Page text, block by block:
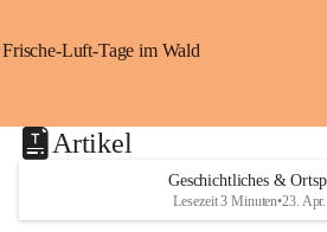
Frische-Luft-Tage im Wald
Artikel
Geschichtliches &
Lesezeit 3 Minuten•23.